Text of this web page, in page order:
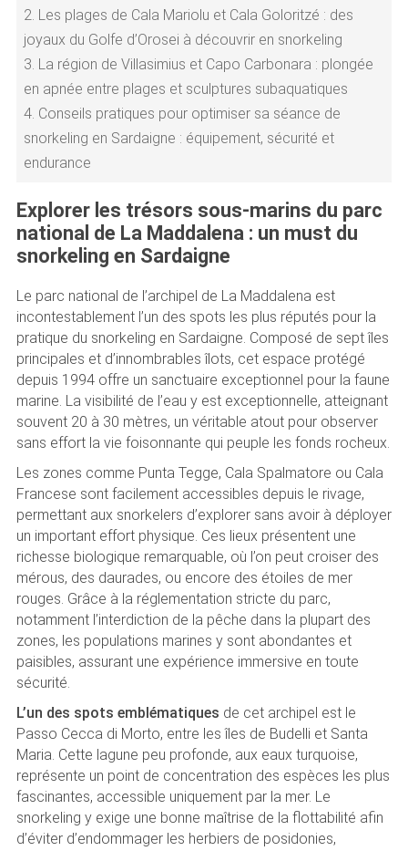
2. Les plages de Cala Mariolu et Cala Goloritzé : des
joyaux du Golfe d’Orosei à découvrir en snorkeling
3. La région de Villasimius et Capo Carbonara : plongée
en apnée entre plages et sculptures subaquatiques
4. Conseils pratiques pour optimiser sa séance de
snorkeling en Sardaigne : équipement, sécurité et
endurance
Explorer les trésors sous-marins du parc
national de La Maddalena : un must du
snorkeling en Sardaigne
Le parc national de l’archipel de La Maddalena est
incontestablement l’un des spots les plus réputés pour la
pratique du snorkeling en Sardaigne. Composé de sept îles
principales et d’innombrables îlots, cet espace protégé
depuis 1994 offre un sanctuaire exceptionnel pour la faune
marine. La visibilité de l’eau y est exceptionnelle, atteignant
souvent 20 à 30 mètres, un véritable atout pour observer
sans effort la vie foisonnante qui peuple les fonds rocheux.
Les zones comme Punta Tegge, Cala Spalmatore ou Cala
Francese sont facilement accessibles depuis le rivage,
permettant aux snorkelers d’explorer sans avoir à déployer
un important effort physique. Ces lieux présentent une
richesse biologique remarquable, où l’on peut croiser des
mérous, des daurades, ou encore des étoiles de mer
rouges. Grâce à la réglementation stricte du parc,
notamment l’interdiction de la pêche dans la plupart des
zones, les populations marines y sont abondantes et
paisibles, assurant une expérience immersive en toute
sécurité.
L’un des spots emblématiques de cet archipel est le
Passo Cecca di Morto, entre les îles de Budelli et Santa
Maria. Cette lagune peu profonde, aux eaux turquoise,
représente un point de concentration des espèces les plus
fascinantes, accessible uniquement par la mer. Le
snorkeling y exige une bonne maîtrise de la flottabilité afin
d’éviter d’endommager les herbiers de posidonies,